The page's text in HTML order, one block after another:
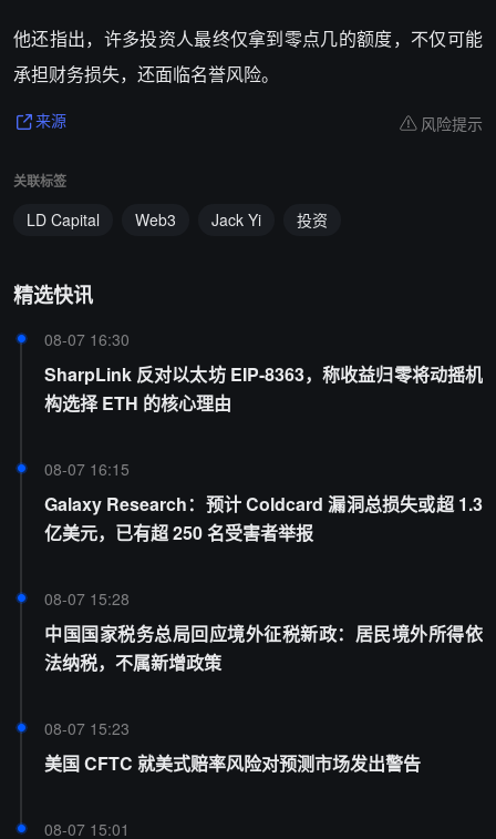
他还指出，许多投资人最终仅拿到零点几的额度，不仅可能
承担财务损失，还面临名誉风险。
来源 风险提示
关联标签
LD Capital Web3 Jack Yi 投资
精选快讯
08-07 16:30
SharpLink 反对以太坊 EIP-8363，称收益归零将动摇机
构选择 ETH 的核心理由
08-07 16:15
Galaxy Research：预计 Coldcard 漏洞总损失或超 1.3
亿美元，已有超 250 名受害者举报
08-07 15:28
中国国家税务总局回应境外征税新政：居民境外所得依
法纳税，不属新增政策
08-07 15:23
美国 CFTC 就美式赔率风险对预测市场发出警告
08-07 15:01